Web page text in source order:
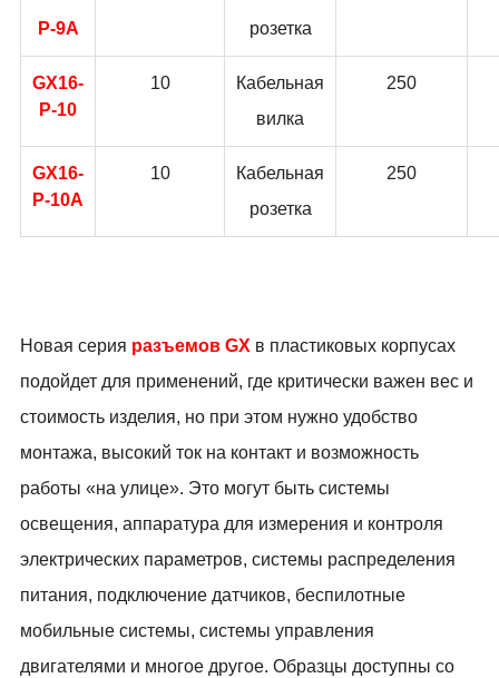
P-9A
розетка
GX16-
P-10
10
Кабельная
вилка
250
GX16-
P-10A
10
Кабельная
розетка
250
Новая серия разъемов GX в пластиковых корпусах
подойдет для применений, где критически важен вес и
стоимость изделия, но при этом нужно удобство
монтажа, высокий ток на контакт и возможность
работы «на улице». Это могут быть системы
освещения, аппаратура для измерения и контроля
электрических параметров, системы распределения
питания, подключение датчиков, беспилотные
мобильные системы, системы управления
двигателями и многое другое. Образцы доступны со